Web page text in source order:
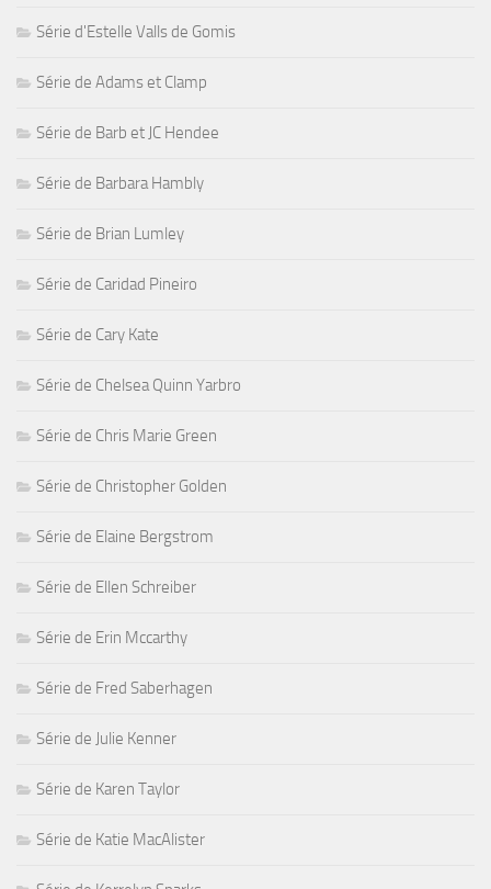
Série d'Estelle Valls de Gomis
Série de Adams et Clamp
Série de Barb et JC Hendee
Série de Barbara Hambly
Série de Brian Lumley
Série de Caridad Pineiro
Série de Cary Kate
Série de Chelsea Quinn Yarbro
Série de Chris Marie Green
Série de Christopher Golden
Série de Elaine Bergstrom
Série de Ellen Schreiber
Série de Erin Mccarthy
Série de Fred Saberhagen
Série de Julie Kenner
Série de Karen Taylor
Série de Katie MacAlister